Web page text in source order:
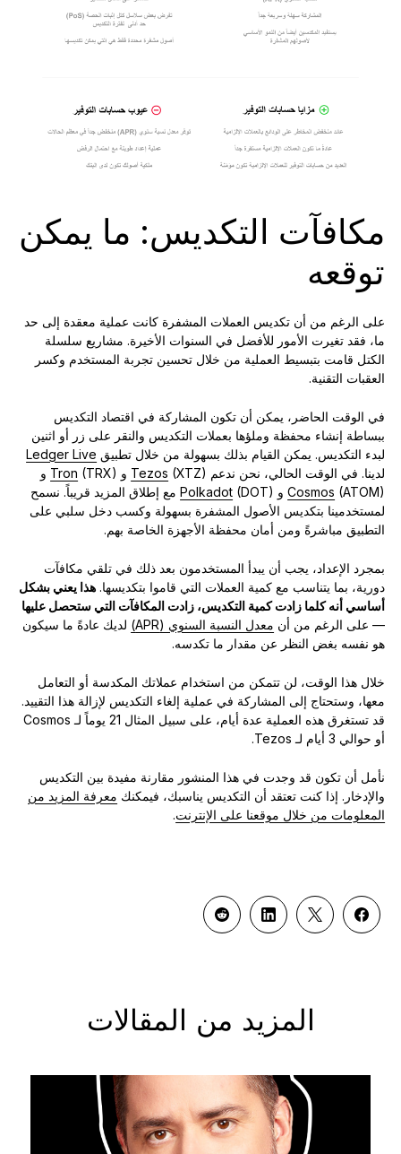
مكافآت التكديس: ما يمكن
توقعه
على الرغم من أن تكديس العملات المشفرة كانت عملية معقدة إلى حد
ما، فقد تغيرت الأمور للأفضل في السنوات الأخيرة. مشاريع سلسلة
الكتل قامت بتبسيط العملية من خلال تحسين تجربة المستخدم وكسر
العقبات التقنية.
في الوقت الحاضر، يمكن أن تكون المشاركة في اقتصاد التكديس
ببساطة إنشاء محفظة وملؤها بعملات التكديس والنقر على زر أو اثنين
لبدء التكديس. يمكن القيام بذلك بسهولة من خلال تطبيق Ledger Live
لدينا. في الوقت الحالي، نحن ندعم
Tezos (XTZ) و Tron (TRX) و
Cosmos (ATOM) و Polkadot(DOT) مع إطلاق المزيد قريباً. نسمح
لمستخدمينا بتكديس الأصول المشفرة بسهولة وكسب دخل سلبي على
التطبيق مباشرةً ومن أمان محفظة الأجهزة الخاصة بهم.
بمجرد الإعداد، يجب أن يبدأ المستخدمون بعد ذلك في تلقي مكافآت
دورية، بما يتناسب مع كمية العملات التي قاموا بتكديسها. هذا يعني بشكل
أساسي أنه كلما زادت كمية التكديس، زادت المكافآت التي ستحصل عليها
— على الرغم من أن معدل النسبة السنوي (APR)
لديك عادةً ما سيكون
هو نفسه بغض النظر عن مقدار ما تكدسه.
خلال هذا الوقت، لن تتمكن من استخدام عملاتك المكدسة أو التعامل
معها، وستحتاج إلى المشاركة في عملية إلغاء التكديس لإزالة هذا التقييد.
قد تستغرق هذه العملية عدة أيام، على سبيل المثال 21 يوماً لـ Cosmos
أو حوالي 3 أيام لـ Tezos.
نأمل أن تكون قد وجدت في هذا المنشور مقارنة مفيدة بين التكديس
والإدخار. إذا كنت تعتقد أن التكديس يناسبك، فيمكنك معرفة المزيد من
المعلومات من خلال موقعنا على الإنترنت.
المزيد من المقالات